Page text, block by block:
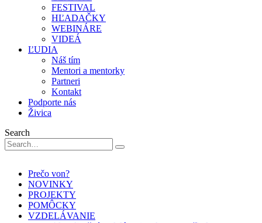
FESTIVAL
HĽADAČKY
WEBINÁRE
VIDEÁ
ĽUDIA
Náš tím
Mentori a mentorky
Partneri
Kontakt
Podporte nás
Živica
Search
Prečo von?
NOVINKY
PROJEKTY
POMÔCKY
VZDELÁVANIE